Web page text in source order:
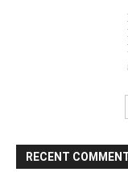
RECENT